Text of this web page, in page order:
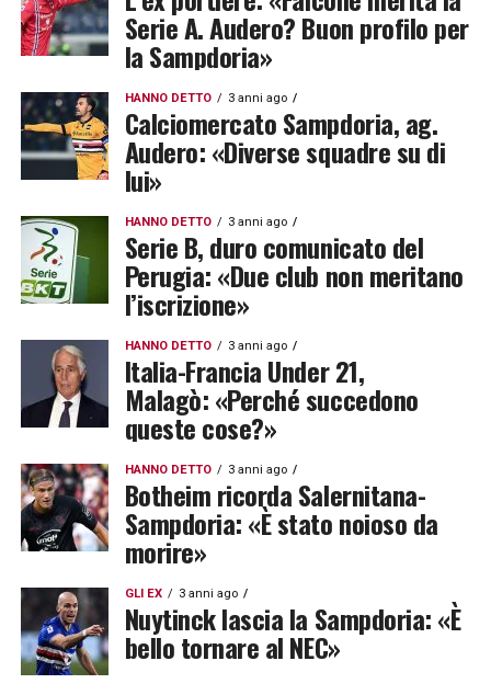
Serie A. Audero? Buon profilo per
la Sampdoria»
HANNO DETTO 3 anni ago
Calciomercato Sampdoria, ag.
Audero: «Diverse squadre su di
lui»
HANNO DETTO 3 anni ago
Serie B, duro comunicato del
Perugia: «Due club non meritano
l’iscrizione»
HANNO DETTO 3 anni ago
Italia-Francia Under 21,
Malagò: «Perché succedono
queste cose?»
HANNO DETTO 3 anni ago
Botheim ricorda Salernitana-
Sampdoria: «È stato noioso da
morire»
GLI EX 3 anni ago
Nuytinck lascia la Sampdoria: «È
bello tornare al NEC»